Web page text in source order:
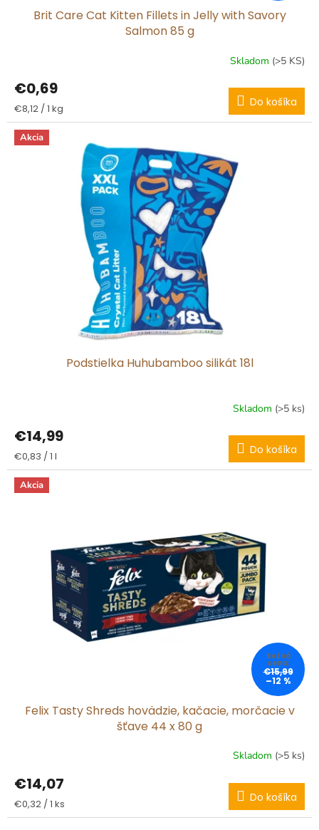
Brit Care Cat Kitten Fillets in Jelly with Savory
Salmon 85 g
Skladom (>5 KS)
€0,69
Jednotková
cena:
€8,12 / 1 kg Do košíka
Akcia
Podstielka Huhubamboo silikát 18l
Skladom (>5 ks)
€14,99
Jednotková
cena:
€0,83 / 1 l Do košíka
Akcia
€15,99
–12 %
Felix Tasty Shreds hovädzie, kačacie, morčacie v
šťave 44 x 80 g
Skladom (>5 ks)
€14,07
Jednotková
cena:
€0,32 / 1 ks Do košíka